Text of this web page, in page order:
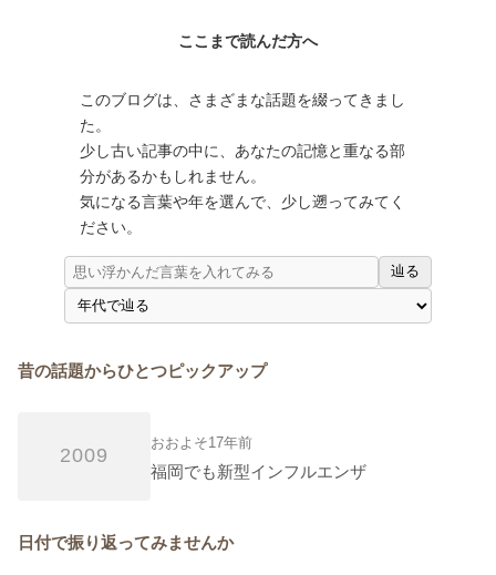
ここまで読んだ方へ
このブログは、さまざまな話題を綴ってきまし
た。
少し古い記事の中に、あなたの記憶と重なる部
分があるかもしれません。
気になる言葉や年を選んで、少し遡ってみてく
ださい。
辿る
昔の話題からひとつピックアップ
2009
おおよそ17年前
福岡でも新型インフルエンザ
日付で振り返ってみませんか